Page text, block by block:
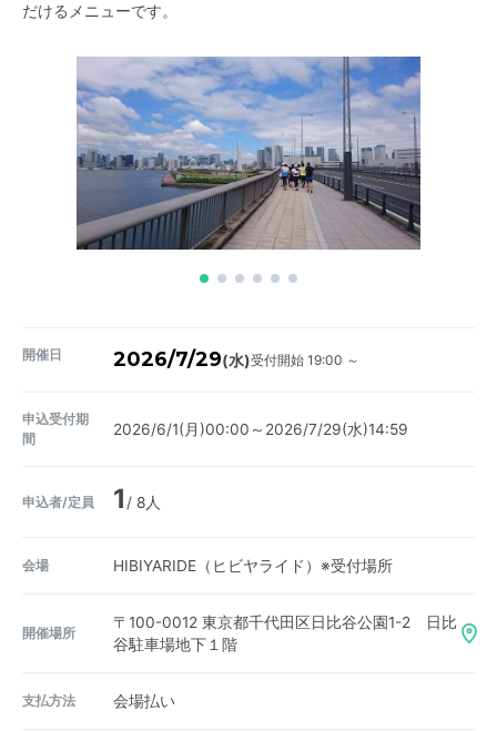
だけるメニューです。
開催日 2026/7/29(水)受付開始 19:00 ～
申込受付期
間
2026/6/1(月)00:00～2026/7/29(水)14:59
申込者/定員 1 / 8人
会場 HIBIYARIDE（ヒビヤライド）※受付場所
開催場所
〒100-0012 東京都千代田区日比谷公園1-2 日比
谷駐車場地下１階
支払方法 会場払い